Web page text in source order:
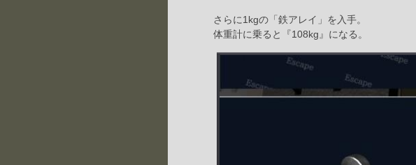
さらに1kgの「鉄アレイ」を入手。
体重計に乗ると『108kg』になる。